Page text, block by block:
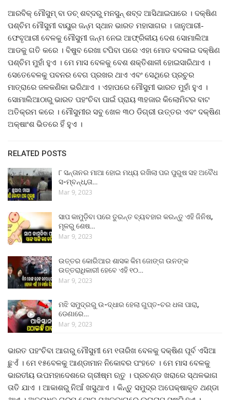
ଆରବିକ୍ ମୌସୁମ୍ ବା ଡଚ୍ ଶବ୍ଦରୁ ମନସୁନ୍ ଶବ୍ଦ ଆସିଥାଇପାରେ । ଦକ୍ଷିଣ
ପଶ୍ଚିମ ମୌସୁମୀ ବାୟୁର ଜନ୍ମ ସ୍ଥାନ ଭାରତ ମହାସାଗର । ଜାନୁଆରୀ-
ଫେବୃଆରୀ ବେଳକୁ ମୌସୁମୀ ଜନ୍ମ ନେଇ ଆଫ୍ରିକୀୟ ଦେଶ ସୋମାଲିଆ
ଆଡକୁ ଗତି କରେ । ବିଷୁବ ରେଖା ଟପିବା ପରେ ଏହା ମୋଡ ବଦଳାଇ ଦକ୍ଷିଣ
ପଶ୍ଚିମ ମୁହାଁ ହୁଏ । ମେ ମାସ ବେଳକୁ ବେଶ ଶକ୍ତିଶାଳୀ ହୋଇସାରିଥାଏ ।
ସେତେବେଳକୁ ପବନର ବେଗ ପ୍ରଖର ଥାଏ ଏବଂ ସେଥିରେ ପ୍ରଚୁର
ମାତ୍ରାରେ ଜଳକଣିକା ଭରିଥାଏ । ଏହାପରେ ମୌସୁମୀ ଭାରତ ମୁହାଁ ହୁଏ ।
ସୋମାଲିଆଠାରୁ ଭାରତ ପହଂଚିବା ପାଇଁ ପ୍ରାୟ ୩ହଜାର କିଲୋମିଟର ବାଟ
ଅତିକ୍ରମ କରେ । ମୌସୁମୀର ସବୁ ଖେଳ ୩୦ ଡିଗ୍ରୀ ଉତ୍ତର ଏବଂ ଦକ୍ଷିଣ
ଅକ୍ଷାଂଶ ଭିତରେ ହିଁ ହୁଏ ।
RELATED POSTS
୮ ସନ୍ତାନର ମାଆ ହୋଇ ମଧ୍ୟ ରଖିଲା ପର ପୁରୁଷ ସହ ଅବୈଧ
ସ-ମ୍ବନ୍ଧ,ତା…
Mar 9, 2023
ସାପ କାମୁଡ଼ିବା ପରେ ତୁରନ୍ତ ବ୍ୟବହାର କରନ୍ତୁ ଏହି ଜିନିଷ,
ମୂଳରୁ ଶେଷ…
Mar 9, 2023
ଉତ୍ତର କୋରିଆର ଶାସକ କିମ ଜୋଙ୍ଗ ଉନଙ୍କ
ଉତ୍ତରାଧିକାରୀ ହେବେ ଏହି ୧୦…
Mar 9, 2023
ମଝି ସମୁଦ୍ରରୁ ଉ-ଦ୍ଧାର ହେଲା ଗୁପ୍ତ-ଚର ଧଳା ପାରା,
ଡେଣାରେ…
Mar 9, 2023
ଭାରତ ପହଂଚିବା ଆଗରୁ ମୌସୁମୀ ମେ ୧ତାରିଖ ବେଳକୁ ଦକ୍ଷିଣ ପୂର୍ବ ଏସିଆ
ଛୁଏଁ । ମେ ୧୫ବେଳକୁ ଆଣ୍ଡାମାନ ନିକୋବର ପଂହଚେ । ମେ ମାସ ବେଳକୁ
ଭାରତୀୟ ଉପମହାଦେଶରେ ଗ୍ରୀଷ୍ମ ଋତୁ । ପ୍ରଚଣ୍ଡ ଖରାରେ ସ୍ଥଳଭାଗ
ତାତି ଯାଏ । ଆକାଶରୁ ନିଆଁ ଖସୁଥାଏ । କିନ୍ତୁ ସମୁଦ୍ର ଅପେକ୍ଷାକୃତ ଥଣ୍ଡା